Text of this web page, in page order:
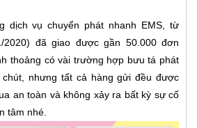
dịch vụ chuyển phát nhanh EMS, từ
2020) đã giao được gần 50.000 đơn
thoảng có vài trường hợp bưu tá phát
nhưng tất cả hàng gửi đều được
an toàn và không xảy ra bất kỳ sự cố
tâm nhé.